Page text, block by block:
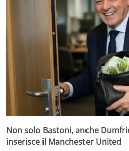
Non solo Bastoni, anche
inserisce il Manchester United